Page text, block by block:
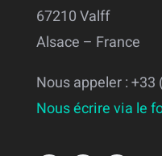
67210 Valff
Alsace – France
Nous appeler : +33
Nous écrire via le